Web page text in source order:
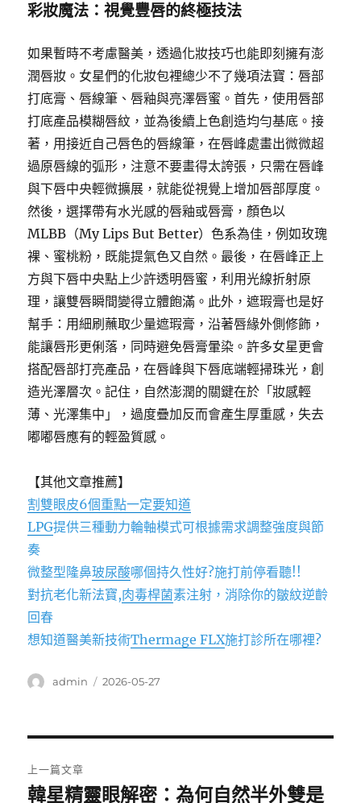
彩妝魔法：視覺豐唇的終極技法
如果暫時不考慮醫美，透過化妝技巧也能即刻擁有澎
潤唇妝。女星們的化妝包裡總少不了幾項法寶：唇部
打底膏、唇線筆、唇釉與亮澤唇蜜。首先，使用唇部
打底產品模糊唇紋，並為後續上色創造均勻基底。接
著，用接近自己唇色的唇線筆，在唇峰處畫出微微超
過原唇線的弧形，注意不要畫得太誇張，只需在唇峰
與下唇中央輕微擴展，就能從視覺上增加唇部厚度。
然後，選擇帶有水光感的唇釉或唇膏，顏色以
MLBB（My Lips But Better）色系為佳，例如玫瑰
裸、蜜桃粉，既能提氣色又自然。最後，在唇峰正上
方與下唇中央點上少許透明唇蜜，利用光線折射原
理，讓雙唇瞬間變得立體飽滿。此外，遮瑕膏也是好
幫手：用細刷蘸取少量遮瑕膏，沿著唇緣外側修飾，
能讓唇形更俐落，同時避免唇膏暈染。許多女星更會
搭配唇部打亮產品，在唇峰與下唇底端輕掃珠光，創
造光澤層次。記住，自然澎潤的關鍵在於「妝感輕
薄、光澤集中」，過度疊加反而會產生厚重感，失去
嘟嘟唇應有的輕盈質感。
【其他文章推薦】
割雙眼皮6個重點一定要知道
LPG提供三種動力輪軸模式可根據需求調整強度與節
奏
微整型隆鼻玻尿酸哪個持久性好?施打前停看聽!!
對抗老化新法寶,肉毒桿菌素注射，消除你的皺紋逆齡
回春
想知道醫美新技術Thermage FLX施打診所在哪裡?
作
admin
發
2026-05-27
章
上一篇文章
上
韓星精靈眼解密：為何自然半外雙是